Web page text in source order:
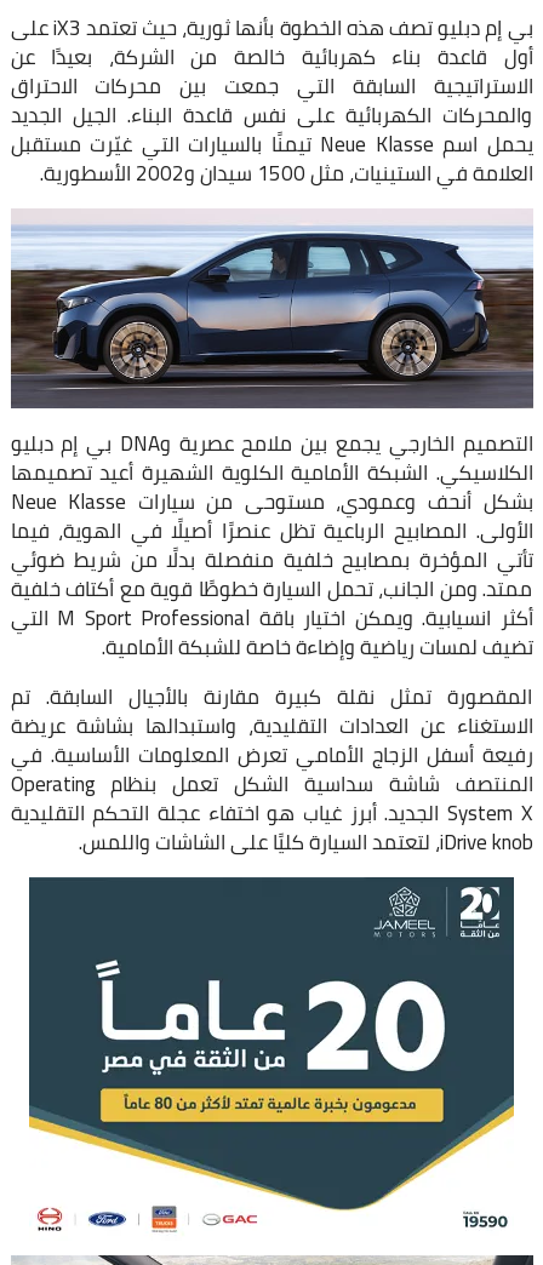
بي إم دبليو تصف هذه الخطوة بأنها ثورية، حيث تعتمد iX3 على
أول قاعدة بناء كهربائية خالصة من الشركة، بعيدًا عن
الاستراتيجية السابقة التي جمعت بين محركات الاحتراق
والمحركات الكهربائية على نفس قاعدة البناء. الجيل الجديد
يحمل اسم Neue Klasse تيمنًا بالسيارات التي غيّرت مستقبل
العلامة في الستينيات، مثل 1500 سيدان و2002 الأسطورية.
التصميم الخارجي يجمع بين ملامح عصرية وDNA بي إم دبليو
الكلاسيكي. الشبكة الأمامية الكلوية الشهيرة أعيد تصميمها
بشكل أنحف وعمودي، مستوحى من سيارات Neue Klasse
الأولى. المصابيح الرباعية تظل عنصرًا أصيلًا في الهوية، فيما
تأتي المؤخرة بمصابيح خلفية منفصلة بدلًا من شريط ضوئي
ممتد. ومن الجانب، تحمل السيارة خطوطًا قوية مع أكتاف خلفية
أكثر انسيابية. ويمكن اختيار باقة M Sport Professional التي
تضيف لمسات رياضية وإضاءة خاصة للشبكة الأمامية.
المقصورة تمثل نقلة كبيرة مقارنة بالأجيال السابقة. تم
الاستغناء عن العدادات التقليدية، واستبدالها بشاشة عريضة
رفيعة أسفل الزجاج الأمامي تعرض المعلومات الأساسية. في
المنتصف شاشة سداسية الشكل تعمل بنظام Operating
System X الجديد. أبرز غياب هو اختفاء عجلة التحكم التقليدية
iDrive knob، لتعتمد السيارة كليًا على الشاشات واللمس.